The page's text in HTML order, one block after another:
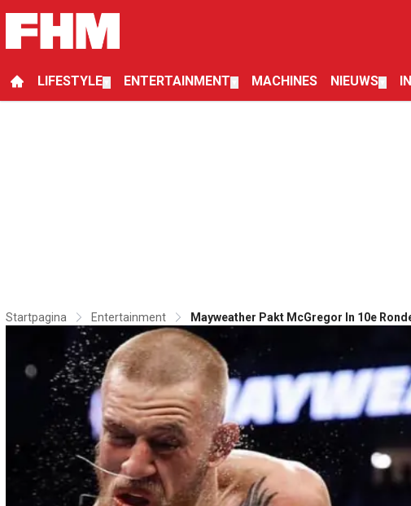
LIFESTYLE ENTERTAINMENT MACHINES NIEUWS
Startpagina Entertainment Mayweather Pakt McGregor In 10e